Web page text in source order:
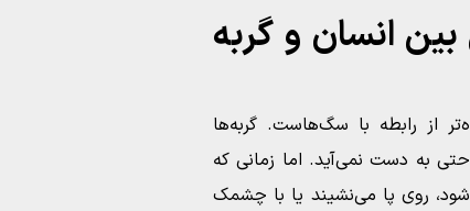
انسان و گربه
از رابطه با سگ‌هاست. گربه‌ها
به دست نمی‌آید. اما زمانی که
روی پا می‌نشیند یا با چشمک